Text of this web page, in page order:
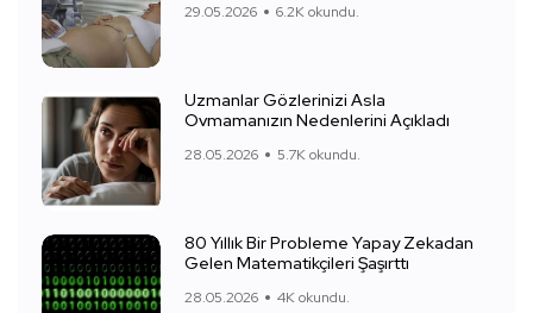
29.05.2026 6.2K okundu.
Uzmanlar Gözlerinizi Asla
Ovmamanızın Nedenlerini Açıkladı
28.05.2026 5.7K okundu.
80 Yıllık Bir Probleme Yapay Zekadan
Gelen Matematikçileri Şaşırttı
28.05.2026 4K okundu.